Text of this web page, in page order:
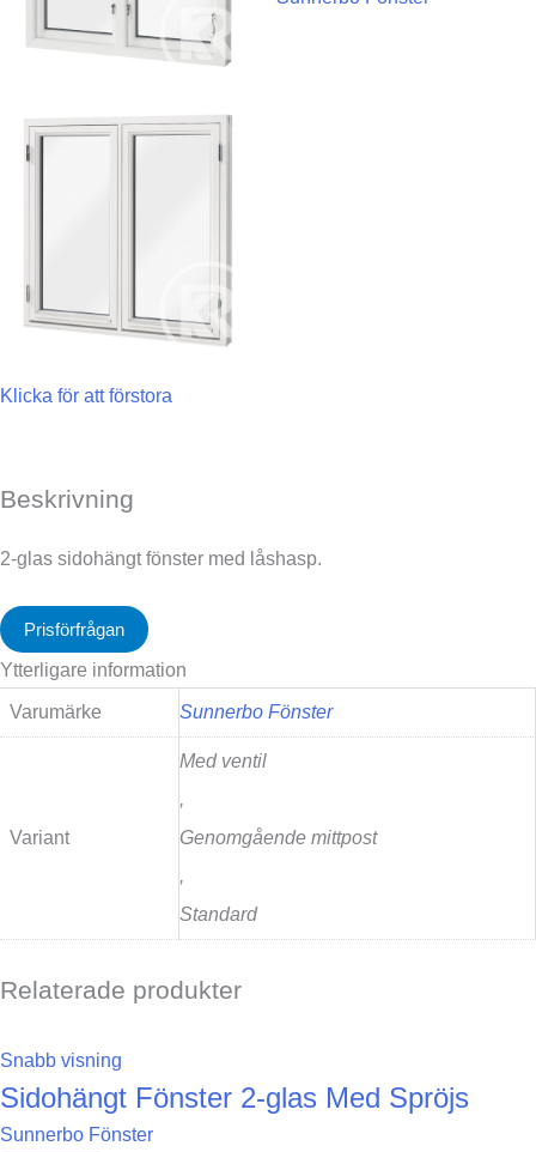
Klicka för att förstora
Beskrivning
2-glas sidohängt fönster med låshasp.
Prisförfrågan
Ytterligare information
Varumärke Sunnerbo Fönster
Variant
Med ventil
,
Genomgående mittpost
,
Standard
Relaterade produkter
Snabb visning
Sidohängt Fönster 2-glas Med Spröjs
Sunnerbo Fönster